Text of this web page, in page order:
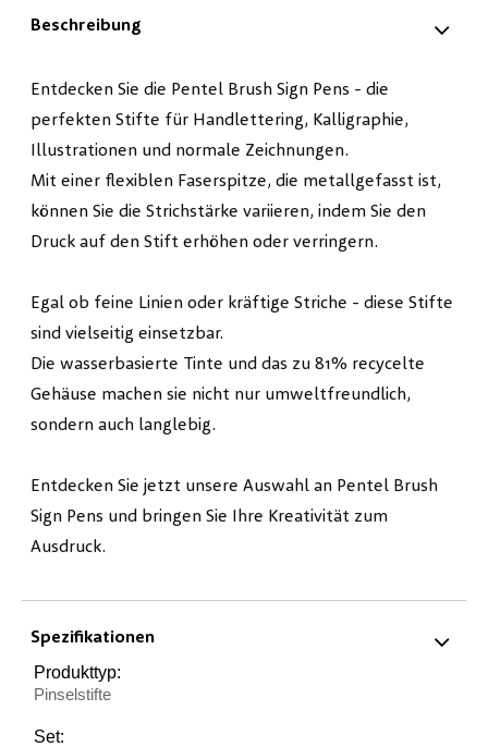
Beschreibung
Entdecken Sie die Pentel Brush Sign Pens - die
perfekten Stifte für Handlettering, Kalligraphie,
Illustrationen und normale Zeichnungen.
Mit einer flexiblen Faserspitze, die metallgefasst ist,
können Sie die Strichstärke variieren, indem Sie den
Druck auf den Stift erhöhen oder verringern.
Egal ob feine Linien oder kräftige Striche - diese Stifte
sind vielseitig einsetzbar.
Die wasserbasierte Tinte und das zu 81% recycelte
Gehäuse machen sie nicht nur umweltfreundlich,
sondern auch langlebig.
Entdecken Sie jetzt unsere Auswahl an Pentel Brush
Sign Pens und bringen Sie Ihre Kreativität zum
Ausdruck.
Spezifikationen
Produkttyp:
Pinselstifte
Set: